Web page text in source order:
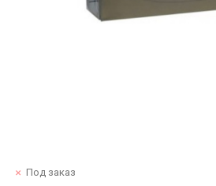
Под заказ